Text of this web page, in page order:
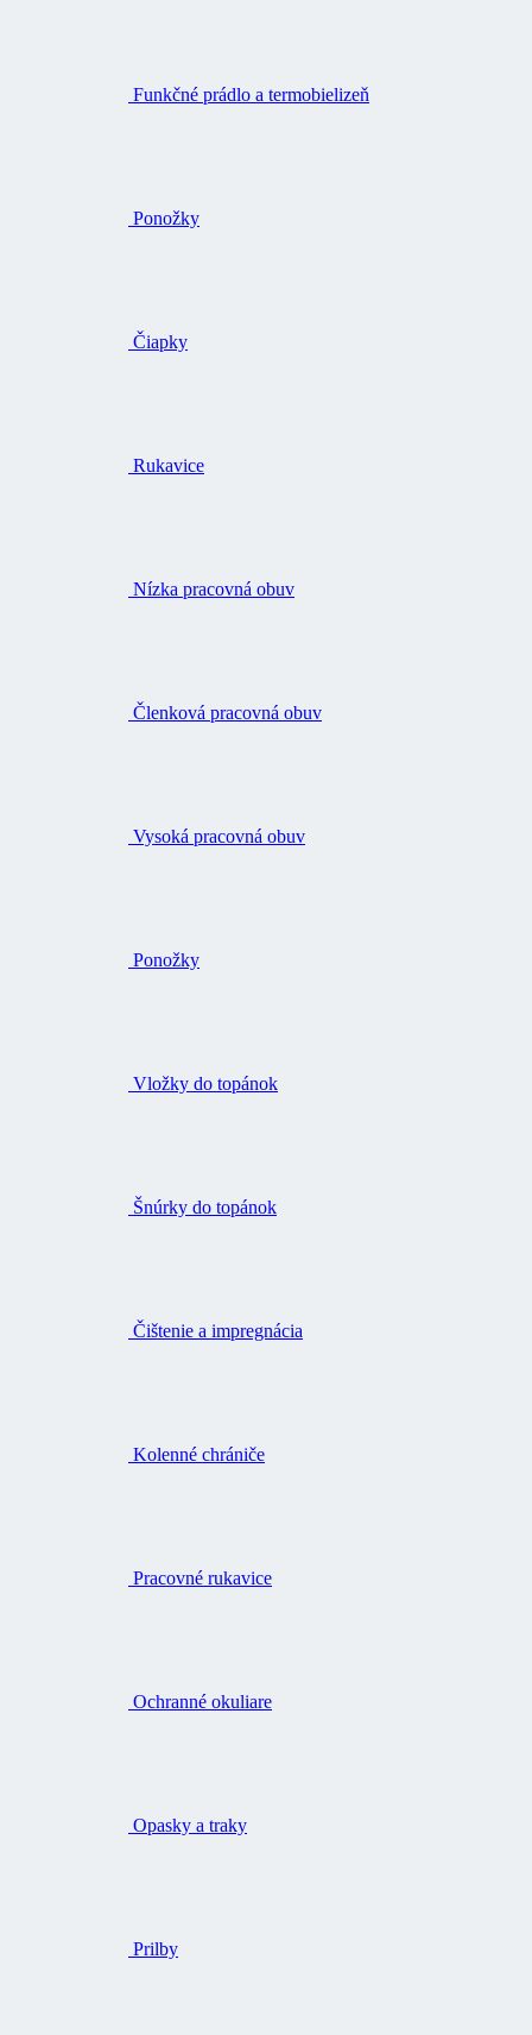
Funkčné prádlo a termobielizeň
Ponožky
Čiapky
Rukavice
Nízka pracovná obuv
Členková pracovná obuv
Vysoká pracovná obuv
Ponožky
Vložky do topánok
Šnúrky do topánok
Čištenie a impregnácia
Kolenné chrániče
Pracovné rukavice
Ochranné okuliare
Opasky a traky
Prilby